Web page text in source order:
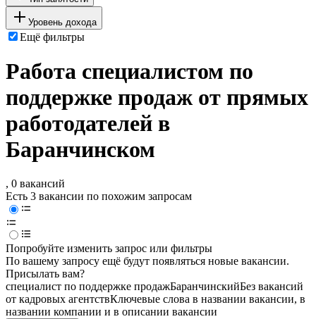
Уровень дохода
Ещё фильтры
Работа специалистом по
поддержке продаж от прямых
работодателей в
Баранчинском
, 0 вакансий
Есть 3 вакансии по похожим запросам
Попробуйте изменить запрос или фильтры
По вашему запросу ещё будут появляться новые вакансии.
Присылать вам?
специалист по поддержке продажБаранчинскийБез вакансий
от кадровых агентствКлючевые слова в названии вакансии, в
названии компании и в описании вакансии